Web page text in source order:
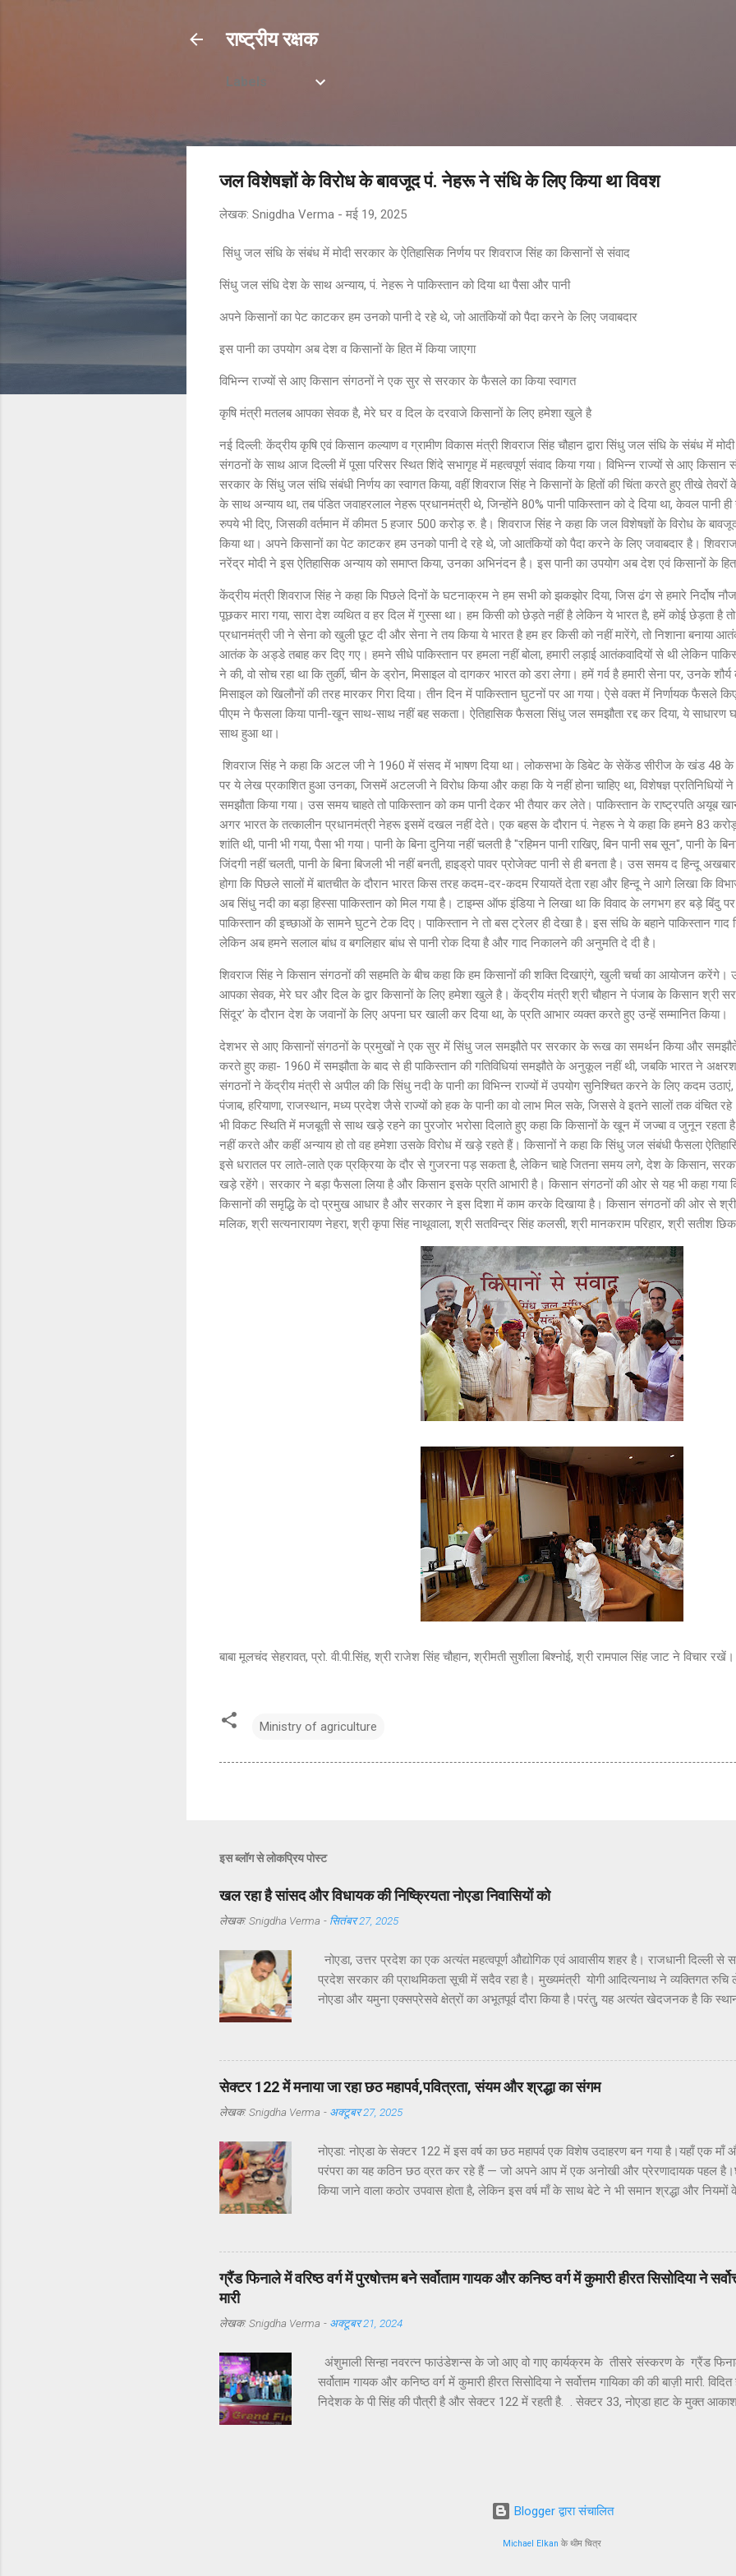
राष्ट्रीय रक्षक
Labels
जल विशेषज्ञों के विरोध के बावजूद पं. नेहरू ने संधि के लिए किया था विवश
लेखक: Snigdha Verma - मई 19, 2025
सिंधु जल संधि के संबंध में मोदी सरकार के ऐतिहासिक निर्णय पर शिवराज सिंह का किसानों से संवाद
सिंधु जल संधि देश के साथ अन्याय, पं. नेहरू ने पाकिस्तान को दिया था पैसा और पानी
अपने किसानों का पेट काटकर हम उनको पानी दे रहे थे, जो आतंकियों को पैदा करने के लिए जवाबदार
इस पानी का उपयोग अब देश व किसानों के हित में किया जाएगा
विभिन्न राज्यों से आए किसान संगठनों ने एक सुर से सरकार के फैसले का किया स्वागत
कृषि मंत्री मतलब आपका सेवक है, मेरे घर व दिल के दरवाजे किसानों के लिए हमेशा खुले है
नई दिल्ली: केंद्रीय कृषि एवं किसान कल्याण व ग्रामीण विकास मंत्री शिवराज सिंह चौहान द्वारा सिंधु जल संधि के संबंध में
संगठनों के साथ आज दिल्ली में पूसा परिसर स्थित शिंदे सभागृह में महत्वपूर्ण संवाद किया गया। विभिन्न राज्यों से आए
सरकार के सिंधु जल संधि संबंधी निर्णय का स्वागत किया, वहीं शिवराज सिंह ने किसानों के हितों की चिंता करते हुए तीखे
के साथ अन्याय था, तब पंडित जवाहरलाल नेहरू प्रधानमंत्री थे, जिन्होंने 80% पानी पाकिस्तान को दे दिया था, केवल पानी
रुपये भी दिए, जिसकी वर्तमान में कीमत 5 हजार 500 करोड़ रु. है। शिवराज सिंह ने कहा कि जल विशेषज्ञों के विरोध के
किया था। अपने किसानों का पेट काटकर हम उनको पानी दे रहे थे, जो आतंकियों को पैदा करने के लिए जवाबदार है।
नरेंद्र मोदी ने इस ऐतिहासिक अन्याय को समाप्त किया, उनका अभिनंदन है। इस पानी का उपयोग अब देश एवं किसानों के
केंद्रीय मंत्री शिवराज सिंह ने कहा कि पिछले दिनों के घटनाक्रम ने हम सभी को झकझोर दिया, जिस ढंग से हमारे निर्दोष
पूछकर मारा गया, सारा देश व्यथित व हर दिल में गुस्सा था। हम किसी को छेड़ते नहीं है लेकिन ये भारत है, हमें कोई छेड़ता है
प्रधानमंत्री जी ने सेना को खुली छूट दी और सेना ने तय किया ये भारत है हम हर किसी को नहीं मारेंगे, तो निशाना बनाया
आतंक के अड्डे तबाह कर दिए गए। हमने सीधे पाकिस्तान पर हमला नहीं बोला, हमारी लड़ाई आतंकवादियों से थी लेकिन
ने की, वो सोच रहा था कि तुर्की, चीन के ड्रोन, मिसाइल वो दागकर भारत को डरा लेगा। हमें गर्व है हमारी सेना पर, उनके
मिसाइल को खिलौनों की तरह मारकर गिरा दिया। तीन दिन में पाकिस्तान घुटनों पर आ गया। ऐसे वक्त में निर्णायक फैसले
पीएम ने फैसला किया पानी-खून साथ-साथ नहीं बह सकता। ऐतिहासिक फैसला सिंधु जल समझौता रद्द कर दिया, ये साधारण
साथ हुआ था।
शिवराज सिंह ने कहा कि अटल जी ने 1960 में संसद में भाषण दिया था। लोकसभा के डिबेट के सेकेंड सीरीज के खंड 48
पर ये लेख प्रकाशित हुआ उनका, जिसमें अटलजी ने विरोध किया और कहा कि ये नहीं होना चाहिए था, विशेषज्ञ प्रतिनिधियों
समझौता किया गया। उस समय चाहते तो पाकिस्तान को कम पानी देकर भी तैयार कर लेते। पाकिस्तान के राष्ट्रपति अयूब
अगर भारत के तत्कालीन प्रधानमंत्री नेहरू इसमें दखल नहीं देते। एक बहस के दौरान पं. नेहरू ने ये कहा कि हमने 83
शांति थी, पानी भी गया, पैसा भी गया। पानी के बिना दुनिया नहीं चलती है "रहिमन पानी राखिए, बिन पानी सब सून", पानी के
जिंदगी नहीं चलती, पानी के बिना बिजली भी नहीं बनती, हाइड्रो पावर प्रोजेक्ट पानी से ही बनता है। उस समय द हिन्दू
होगा कि पिछले सालों में बातचीत के दौरान भारत किस तरह कदम-दर-कदम रियायतें देता रहा और हिन्दू ने आगे लिखा कि
अब सिंधु नदी का बड़ा हिस्सा पाकिस्तान को मिल गया है। टाइम्स ऑफ इंडिया ने लिखा था कि विवाद के लगभग हर बड़े बिंदु
पाकिस्तान की इच्छाओं के सामने घुटने टेक दिए। पाकिस्तान ने तो बस ट्रेलर ही देखा है। इस संधि के बहाने पाकिस्तान गाद
लेकिन अब हमने सलाल बांध व बगलिहार बांध से पानी रोक दिया है और गाद निकालने की अनुमति दे दी है।
शिवराज सिंह ने किसान संगठनों की सहमति के बीच कहा कि हम किसानों की शक्ति दिखाएंगे, खुली चर्चा का आयोजन करेंगे।
आपका सेवक, मेरे घर और दिल के द्वार किसानों के लिए हमेशा खुले है। केंद्रीय मंत्री श्री चौहान ने पंजाब के किसान श्री
सिंदूर’ के दौरान देश के जवानों के लिए अपना घर खाली कर दिया था, के प्रति आभार व्यक्त करते हुए उन्हें सम्मानित किया।
देशभर से आए किसानों संगठनों के प्रमुखों ने एक सुर में सिंधु जल समझौते पर सरकार के रूख का समर्थन किया और समझौते
करते हुए कहा- 1960 में समझौता के बाद से ही पाकिस्तान की गतिविधियां समझौते के अनुकूल नहीं थी, जबकि भारत ने
संगठनों ने केंद्रीय मंत्री से अपील की कि सिंधु नदी के पानी का विभिन्न राज्यों में उपयोग सुनिश्चित करने के लिए कदम
पंजाब, हरियाणा, राजस्थान, मध्य प्रदेश जैसे राज्यों को हक के पानी का वो लाभ मिल सके, जिससे वे इतने सालों तक वंचित
भी विकट स्थिति में मजबूती से साथ खड़े रहने का पुरजोर भरोसा दिलाते हुए कहा कि किसानों के खून में जज्बा व जुनून रहता
नहीं करते और कहीं अन्याय हो तो वह हमेशा उसके विरोध में खड़े रहते हैं। किसानों ने कहा कि सिंधु जल संबंधी फैसला
इसे धरातल पर लाते-लाते एक प्रक्रिया के दौर से गुजरना पड़ सकता है, लेकिन चाहे जितना समय लगे, देश के किसान,
खड़े रहेंगे। सरकार ने बड़ा फैसला लिया है और किसान इसके प्रति आभारी है। किसान संगठनों की ओर से यह भी कहा गया
किसानों की समृद्धि के दो प्रमुख आधार है और सरकार ने इस दिशा में काम करके दिखाया है। किसान संगठनों की ओर से श्री
मलिक, श्री सत्यनारायण नेहरा, श्री कृपा सिंह नाथूवाला, श्री सतविन्द्र सिंह कलसी, श्री मानकराम परिहार, श्री सतीश
बाबा मूलचंद सेहरावत, प्रो. वी.पी.सिंह, श्री राजेश सिंह चौहान, श्रीमती सुशीला बिश्नोई, श्री रामपाल सिंह जाट ने विचार
Ministry of agriculture
इस ब्लॉग से लोकप्रिय पोस्ट
खल रहा है सांसद और विधायक की निष्क्रियता नोएडा निवासियों को
लेखक: Snigdha Verma - सितंबर 27, 2025
नोएडा, उत्तर प्रदेश का एक अत्यंत महत्वपूर्ण औद्योगिक एवं आवासीय शहर है। राजधानी दिल्ली
प्रदेश सरकार की प्राथमिकता सूची में सदैव रहा है। मुख्यमंत्री योगी आदित्यनाथ ने व्यक्तिगत रुचि
नोएडा और यमुना एक्सप्रेसवे क्षेत्रों का अभूतपूर्व दौरा किया है।परंतु, यह अत्यंत खेदजनक है कि
सेक्टर 122 के अध्यक्ष डॉ उमेश शर्मा ने नोएडा की प्रमुख समस्याओं के हल न होने के कारण
उनके अनुसार सांसद और विधायक को बार-बार अवगत कराने पर भी समस्याओं का समाधान नहीं हो
दौरों की संख्या अत्यंत सीमित है।नागरिकों की शिकायतें केवल “कागज़ों में” दर्ज हो रही हैं, ज़मीनी क...
सेक्टर 122 में मनाया जा रहा छठ महापर्व,पवित्रता, संयम और श्रद्धा का संगम
लेखक: Snigdha Verma - अक्टूबर 27, 2025
नोएडा: नोएडा के सेक्टर 122 में इस वर्ष का छठ महापर्व एक विशेष उदाहरण बन गया है।यहाँ एक माँ
परंपरा का यह कठिन छठ व्रत कर रहे हैं — जो अपने आप में एक अनोखी और प्रेरणादायक पहल है।छठ
किया जाने वाला कठोर उपवास होता है, लेकिन इस वर्ष माँ के साथ बेटे ने भी समान श्रद्धा और
में सूर्य देव की उपासना की जाती है क्योंकि सूर्य जीवन, ऊर्जा, स्वास्थ्य और समृद्धि के प्रतीक हैं।इस
सूर्य और उगते सूर्य — की पूजा की जाती है। उन्होंने बताया कि यह व्रत स्त्री और पुरुष दोनों कर
पवित्र माना जाता है, क्योंकि इसमें चार दिनों तक शुद्धता, आत्मसंयम और निर्जला उपवास रखा जाता
ग्रैंड फिनाले में वरिष्ठ वर्ग में पुरषोत्तम बने सर्वोताम गायक और कनिष्ठ वर्ग में कुमारी हीरत सिसोदिया ने
मारी
लेखक: Snigdha Verma - अक्टूबर 21, 2024
अंशुमाली सिन्हा नवरत्न फाउंडेशन्स के जो आए वो गाए कार्यक्रम के तीसरे संस्करण के ग्रैंड फिनाले
सर्वोताम गायक और कनिष्ठ वर्ग में कुमारी हीरत सिसोदिया ने सर्वोत्तम गायिका की की बाज़ी मारी.
निदेशक के पी सिंह की पौत्री है और सेक्टर 122 में रहती है. . सेक्टर 33, नोएडा हाट के मुक्त
7 वर्ष पूर्ण करते हुए जो आए वो गाए ने दो सफल संस्करण सीजन 1 और सीजन 2 की अभूतपूर्व
Blogger द्वारा संचालित
Michael Elkan के थीम चित्र